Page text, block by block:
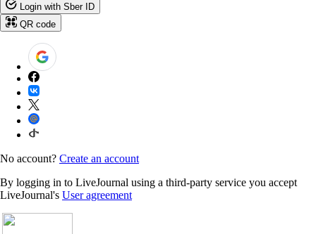
Login with Sber ID
QR code
No account? Create an account
By logging in to LiveJournal using a third-party service you accept
LiveJournal's User agreement